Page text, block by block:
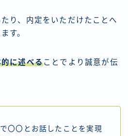
り、内定をいただけたことへ
す。
的に述べることでより誠意が伝
〇〇とお話したことを実現